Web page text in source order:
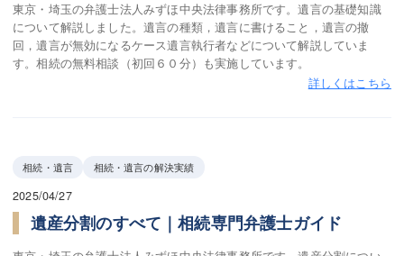
東京・埼玉の弁護士法人みずほ中央法律事務所です。遺言の基礎知識
について解説しました。遺言の種類，遺言に書けること，遺言の撤
回，遺言が無効になるケース遺言執行者などについて解説していま
す。相続の無料相談（初回６０分）も実施しています。
詳しくはこちら
相続・遺言 相続・遺言の解決実績
2025/04/27
遺産分割のすべて｜相続専門弁護士ガイド